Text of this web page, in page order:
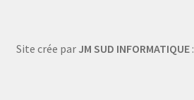
Site crée par JM SUD INFORMATIQUE: